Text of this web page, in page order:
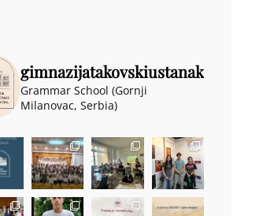
gimnazijatakovskiustanak
Grammar School (Gornji
Milanovac, Serbia)